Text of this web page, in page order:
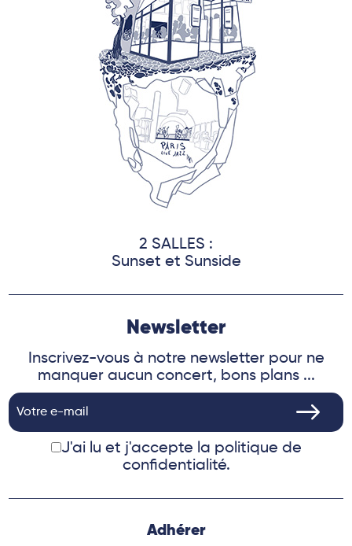
2 SALLES :
Sunset et Sunside
Newsletter
Inscrivez-vous à notre newsletter pour ne
manquer aucun concert, bons plans ...
J'ai lu et j'accepte la politique de
confidentialité.
Adhérer